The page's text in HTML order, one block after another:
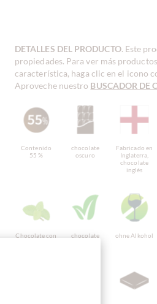
DETALLES DEL PRODUCTO. Este
propiedades. Para ver más
característica, haga clic en el icono
Aproveche nuestro BUSCADOR DE
Contenido
55 %
chocolate
oscuro
Fabricado en
Inglaterra,
chocolate
inglés
Chocolate con
chocolate
ohne Alkohol